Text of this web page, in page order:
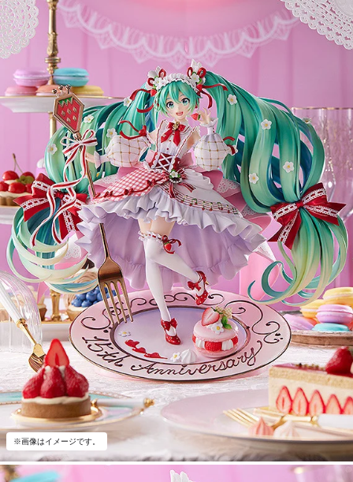
※画像はイメージです。